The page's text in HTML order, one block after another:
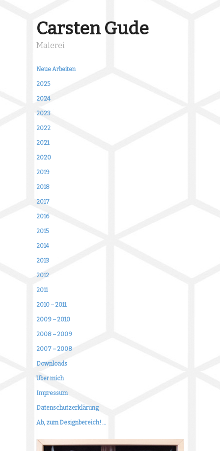
Carsten Gude
Malerei
Neue Arbeiten
2025
2024
2023
2022
2021
2020
2019
2018
2017
2016
2015
2014
2013
2012
2011
2010 – 2011
2009 – 2010
2008 – 2009
2007 – 2008
Downloads
Über mich
Impressum
Datenschutzerklärung
Ab, zum Designbereich! …